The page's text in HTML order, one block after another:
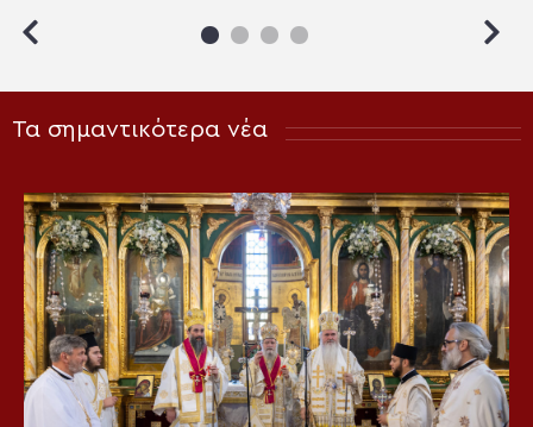
Τα σημαντικότερα νέα